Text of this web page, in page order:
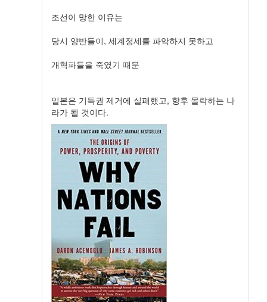
조선이 망한 이유는
당시 양반들이, 세계정세를 파악하지 못하고
개혁파들을 죽였기 때문
일본은 기득권 제거에 실패했고, 향후 몰락하는 나
라가 될 것이다.